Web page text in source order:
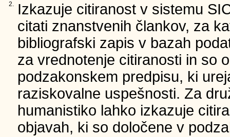
2.
Izkazuje citiranost v sistemu
citati znanstvenih člankov, za
bibliografski zapis v bazah
za vrednotenje citiranosti in so
podzakonskem predpisu, ki
raziskovalne uspešnosti. Za
humanistiko lahko izkazuje
objavah, ki so določene v